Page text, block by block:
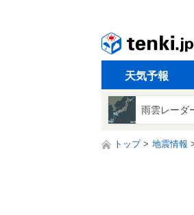
天気予報
雨雲レーダ
トップ 地震情報